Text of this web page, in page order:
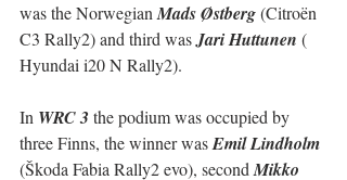
was the Norwegian Mads Østberg (Citroën
C3 Rally2) and third was Jari Huttunen (
Hyundai i20 N Rally2).
In WRC 3 the podium was occupied by
three Finns, the winner was Emil Lindholm
(Škoda Fabia Rally2 evo), second Mikko